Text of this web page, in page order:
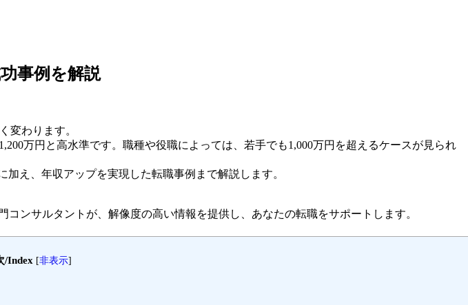
事例を解説
変わります。
万円と高水準です。職種や役職によっては、若手でも1,000万円を超えるケースが見られ
え、年収アップを実現した転職事例まで解説します。
コンサルタントが、解像度の高い情報を提供し、あなたの転職をサポートします。
/Index [非表示]